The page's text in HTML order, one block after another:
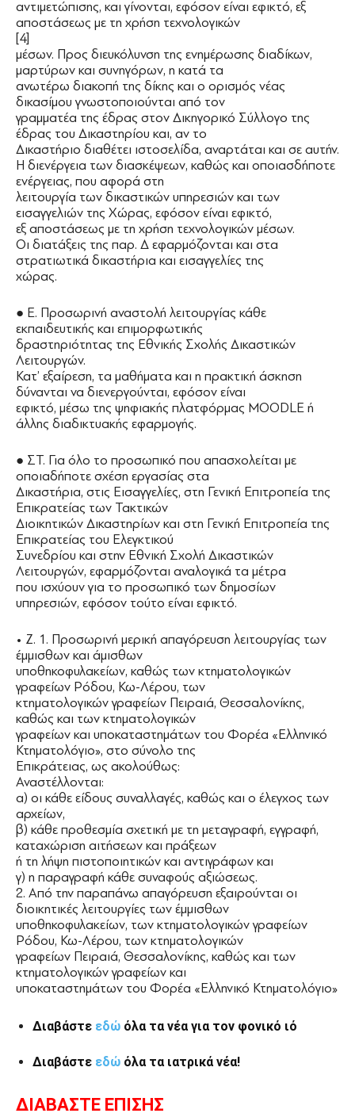
αντιμετώπισης, και γίνονται, εφόσον είναι εφικτό, εξ
αποστάσεως με τη χρήση τεχνολογικών
[4]
μέσων. Προς διευκόλυνση της ενημέρωσης διαδίκων,
μαρτύρων και συνηγόρων, η κατά τα
ανωτέρω διακοπή της δίκης και ο ορισμός νέας
δικασίμου γνωστοποιούνται από τον
γραμματέα της έδρας στον Δικηγορικό Σύλλογο της
έδρας του Δικαστηρίου και, αν το
Δικαστήριο διαθέτει ιστοσελίδα, αναρτάται και σε αυτήν.
Η διενέργεια των διασκέψεων, καθώς και οποιασδήποτε
ενέργειας, που αφορά στη
λειτουργία των δικαστικών υπηρεσιών και των
εισαγγελιών της Χώρας, εφόσον είναι εφικτό,
εξ αποστάσεως με τη χρήση τεχνολογικών μέσων.
Οι διατάξεις της παρ. Δ εφαρμόζονται και στα
στρατιωτικά δικαστήρια και εισαγγελίες της
χώρας.
● Ε. Προσωρινή αναστολή λειτουργίας κάθε
εκπαιδευτικής και επιμορφωτικής
δραστηριότητας της Εθνικής Σχολής Δικαστικών
Λειτουργών.
Κατ’ εξαίρεση, τα μαθήματα και η πρακτική άσκηση
δύνανται να διενεργούνται, εφόσον είναι
εφικτό, μέσω της ψηφιακής πλατφόρμας MOODLE ή
άλλης διαδικτυακής εφαρμογής.
● ΣΤ. Για όλο το προσωπικό που απασχολείται με
οποιαδήποτε σχέση εργασίας στα
Δικαστήρια, στις Εισαγγελίες, στη Γενική Επιτροπεία της
Επικρατείας των Τακτικών
Διοικητικών Δικαστηρίων και στη Γενική Επιτροπεία της
Επικρατείας του Ελεγκτικού
Συνεδρίου και στην Εθνική Σχολή Δικαστικών
Λειτουργών, εφαρμόζονται αναλογικά τα μέτρα
που ισχύουν για το προσωπικό των δημοσίων
υπηρεσιών, εφόσον τούτο είναι εφικτό.
• Ζ. 1. Προσωρινή μερική απαγόρευση λειτουργίας των
έμμισθων και άμισθων
υποθηκοφυλακείων, καθώς των κτηματολογικών
γραφείων Ρόδου, Κω-Λέρου, των
κτηματολογικών γραφείων Πειραιά, Θεσσαλονίκης,
καθώς και των κτηματολογικών
γραφείων και υποκαταστημάτων του Φορέα «Ελληνικό
Κτηματολόγιο», στο σύνολο της
Επικράτειας, ως ακολούθως:
Αναστέλλονται:
α) οι κάθε είδους συναλλαγές, καθώς και ο έλεγχος των
αρχείων,
β) κάθε προθεσμία σχετική με τη μεταγραφή, εγγραφή,
καταχώριση αιτήσεων και πράξεων
ή τη λήψη πιστοποιητικών και αντιγράφων και
γ) η παραγραφή κάθε συναφούς αξιώσεως.
2. Από την παραπάνω απαγόρευση εξαιρούνται οι
διοικητικές λειτουργίες των έμμισθων
υποθηκοφυλακείων, των κτηματολογικών γραφείων
Ρόδου, Κω-Λέρου, των κτηματολογικών
γραφείων Πειραιά, Θεσσαλονίκης, καθώς και των
κτηματολογικών γραφείων και
υποκαταστημάτων του Φορέα «Ελληνικό Κτηματολόγιο»
Διαβάστε εδώ όλα τα νέα για τον φονικό ιό
Διαβάστε εδώ όλα τα ιατρικά νέα!
ΔΙΑΒΑΣΤΕ ΕΠΙΣΗΣ